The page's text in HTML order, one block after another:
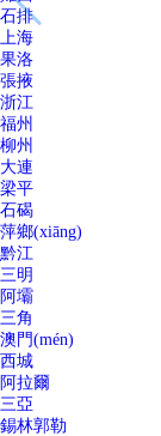
石排
上海
果洛
張掖
浙江
福州
柳州
大連
梁平
石碣
萍鄉(xiāng)
黔江
三明
阿壩
三角
澳門(mén)
西城
阿拉爾
三亞
錫林郭勒